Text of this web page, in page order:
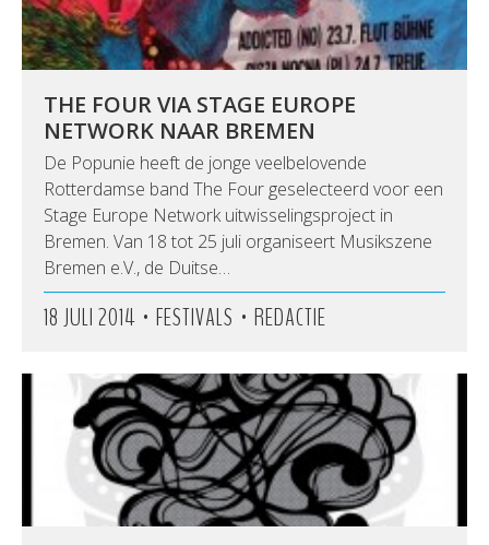
THE FOUR VIA STAGE EUROPE
NETWORK NAAR BREMEN
De Popunie heeft de jonge veelbelovende
Rotterdamse band The Four geselecteerd voor een
Stage Europe Network uitwisselingsproject in
Bremen. Van 18 tot 25 juli organiseert Musikszene
Bremen e.V., de Duitse…
18 JULI 2014 • FESTIVALS • REDACTIE